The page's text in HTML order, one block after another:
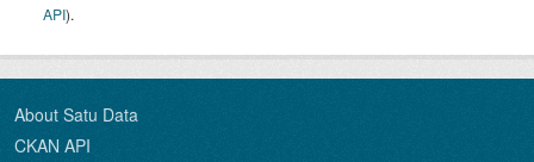
API).
About Satu Data
CKAN API